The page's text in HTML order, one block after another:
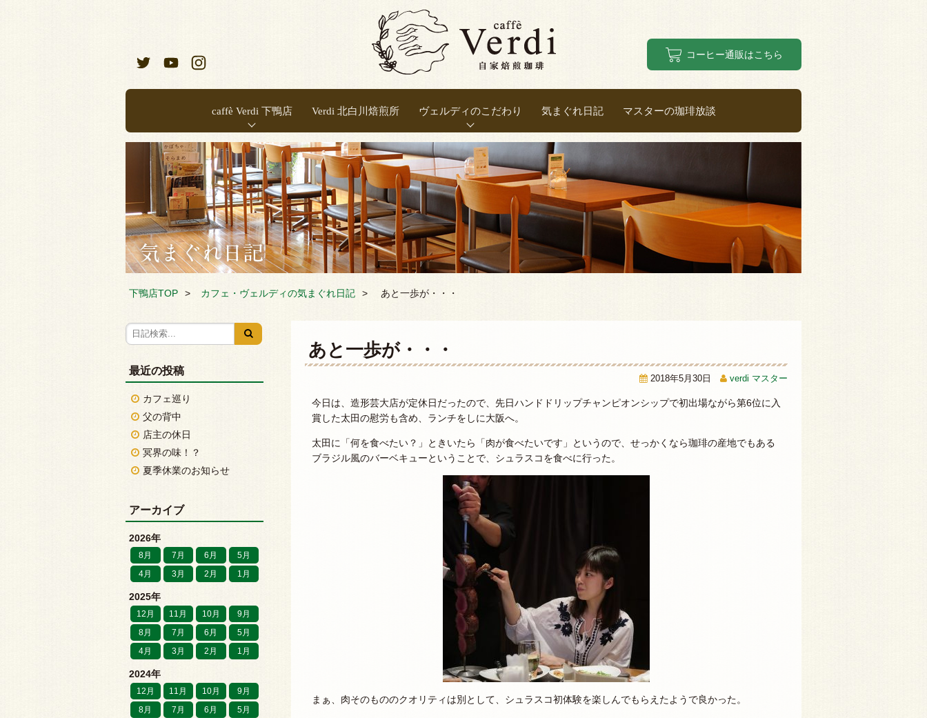
コーヒー通販はこちら
caffè Verdi 下鴨店 Verdi 北白川焙煎所 ヴェルディのこだわり 気まぐれ日記 マスターの珈琲放談
下鴨店TOP カフェ・ヴェルディの気まぐれ日記 あと一歩が・・・
あと一歩が・・・
2018年5月30日 verdi マスター
今日は、造形芸大店が定休日だったので、先日ハンドドリップチャンピオンシップで初出場ながら第6位に入
賞した太田の慰労も含め、ランチをしに大阪へ。
太田に「何を食べたい？」ときいたら「肉が食べたいです」というので、せっかくなら珈琲の産地でもある
ブラジル風のバーベキューということで、シュラスコを食べに行った。
まぁ、肉そのもののクオリティは別として、シュラスコ初体験を楽しんでもらえたようで良かった。
最近の投稿
カフェ巡り
父の背中
店主の休日
冥界の味！？
夏季休業のお知らせ
アーカイブ
2026年
8月 7月 6月
5月
4月
3月 2月 1月
2025年
12月 11月 10月
9月
8月
7月 6月
5月
4月
3月 2月 1月
2024年
12月 11月 10月
9月
8月
7月 6月
5月